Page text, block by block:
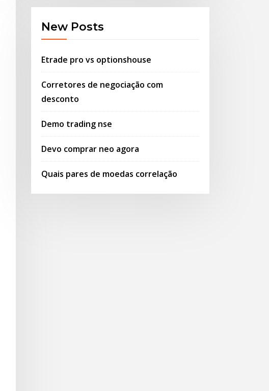
New Posts
Etrade pro vs optionshouse
Corretores de negociação com
desconto
Demo trading nse
Devo comprar neo agora
Quais pares de moedas correlação